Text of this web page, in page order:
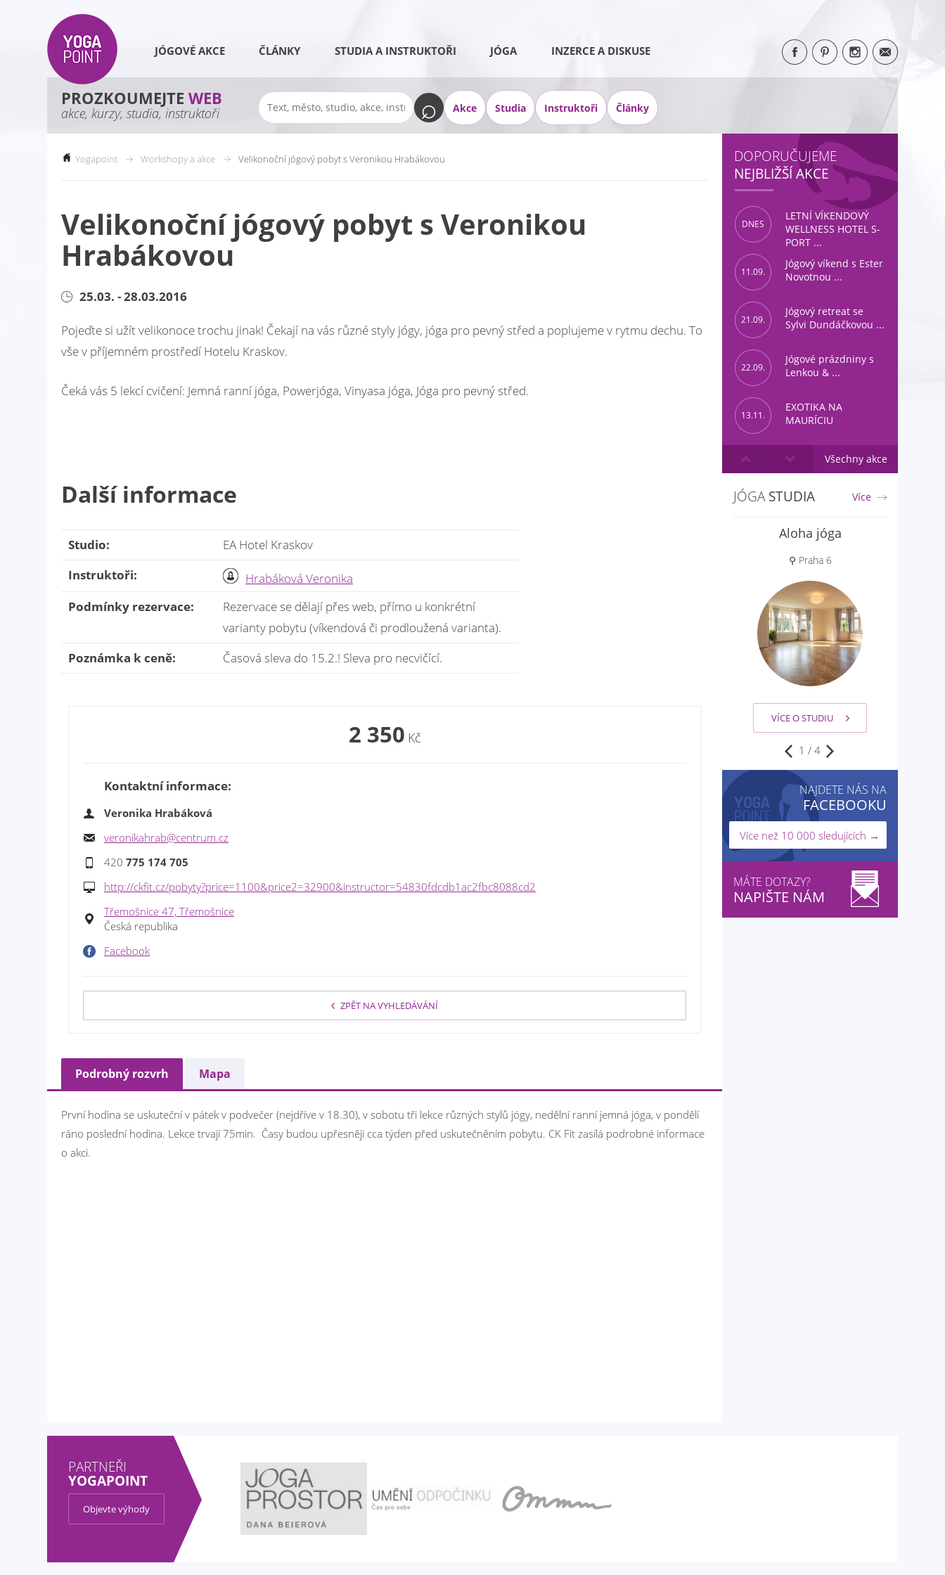
JÓGOVÉ AKCE ČLÁNKY STUDIA A INSTRUKTOŘI JÓGA INZERCE A DISKUSE
PROZKOUMEJTE WEB
akce, kurzy, studia, instruktoři Akce Studia Instruktoři Články
Yogapoint Workshopy a akce Velikonoční jógový pobyt s Veronikou Hrabákovou
Velikonoční jógový pobyt s Veronikou
Hrabákovou
25.03. - 28.03.2016
Pojeďte si užít velikonoce trochu jinak! Čekají na vás různé styly jógy, jóga pro pevný střed a poplujeme v rytmu dechu. To
vše v příjemném prostředí Hotelu Kraskov.
Čeká vás 5 lekcí cvičení: Jemná ranní jóga, Powerjóga, Vinyasa jóga, Jóga pro pevný střed.
Další informace
Studio:
EA Hotel Kraskov
Instruktoři:
Hrabáková Veronika
Podmínky rezervace:
Rezervace se dělají přes web, přímo u konkrétní
varianty pobytu (víkendová či prodloužená varianta).
Poznámka k ceně:
Časová sleva do 15.2.! Sleva pro necvičící.
2 350 Kč
Kontaktní informace:
Veronika Hrabáková
veronikahrab@centrum.cz
420 775 174 705
http://ckfit.cz/pobyty?price=1100&price2=32900&instructor=54830fdcdb1ac2fbc8088cd2
Třemošnice 47, Třemošnice
Česká republika
Facebook
ZPĚT NA VYHLEDÁVÁNÍ
Podrobný rozvrh Mapa
První hodina se uskuteční v pátek v podvečer (nejdříve v 18.30), v sobotu tři lekce různých stylů jógy, nedělní ranní jemná jóga, v pondělí
ráno poslední hodina. Lekce trvají 75min. Časy budou upřesněji cca týden před uskutečněním pobytu. CK Fit zasílá podrobné informace
o akci.
DOPORUČUJEME
NEJBLIŽŠÍ AKCE
DNES
LETNÍ VÍKENDOVÝ
WELLNESS HOTEL S-
PORT ...
11.09.
Jógový víkend s Ester
Novotnou ...
21.09.
Jógový retreat se
Sylvi Dundáčkovou ...
22.09.
Jógové prázdniny s
Lenkou & ...
13.11.
EXOTIKA NA
MAURÍCIU
Všechny akce
JÓGASTUDIA Více
Aloha jóga
⚲ Praha 6
VÍCE O STUDIU
Jóga Prostor
⚲ Poděbrady
VÍCE O STUDIU
1 / 4
NAJDETE NÁS NA
FACEBOOKU
Více než 10 000 sledujících →
MÁTE DOTAZY?
NAPIŠTE NÁM
PARTNEŘI
YOGAPOINT
Objevte výhody